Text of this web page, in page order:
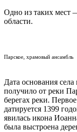
Одно из таких мест
области.
Парское, храмовый ансамбль
Дата основания села
получило от реки
берегах реки.
датируется 1399
явилась икона
была выстроена